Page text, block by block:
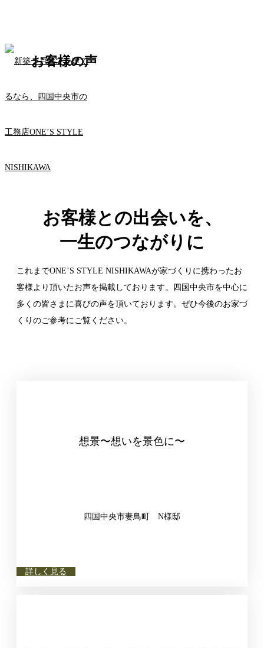
お客様の声
お客様との出会いを、
一生のつながりに
これまでONE’S STYLE NISHIKAWAが家づくりに携わったお
客様より頂いたお声を掲載しております。四国中央市を中心に
多くの皆さまに喜びの声を頂いております。ぜひ今後のお家づ
くりのご参考にご覧ください。
想景〜想いを景色に〜
四国中央市妻鳥町 N様邸
詳しく見る